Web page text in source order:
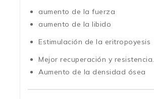
aumento de la fuerza
aumento de la libido
Estimulación de la eritropoyesis
Mejor recuperación y resistencia.
Aumento de la densidad ósea